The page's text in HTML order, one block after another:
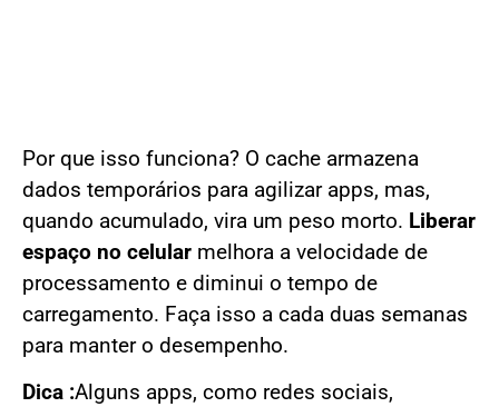
Por que isso funciona? O cache armazena
dados temporários para agilizar apps, mas,
quando acumulado, vira um peso morto. Liberar
espaço no celular melhora a velocidade de
processamento e diminui o tempo de
carregamento. Faça isso a cada duas semanas
para manter o desempenho.
Dica :Alguns apps, como redes sociais,